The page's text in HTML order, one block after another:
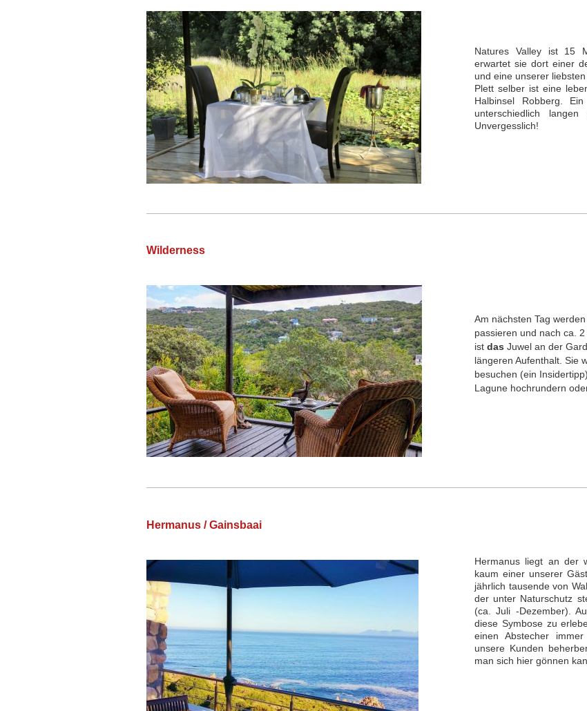
Natures Valley ist 15
erwartet sie dort einer
und eine unserer
Plett selber ist eine
Halbinsel Robberg.
unterschiedlich
Unvergesslich!
Wilderness
Am nächsten Tag
passieren und nach ca.
ist das Juwel an der
längeren Aufenthalt. Sie
besuchen (ein
Lagune hochrundern
Hermanus / Gainsbaai
Hermanus liegt an der
kaum einer unserer
jährlich tausende von
der unter Naturschutz
(ca. Juli -Dezember).
diese Symbose zu
einen Abstecher
unsere Kunden
man sich hier gönnen